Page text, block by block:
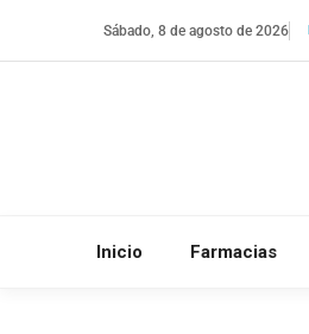
Sábado, 8 de agosto de 2026
Inicio Farmacias